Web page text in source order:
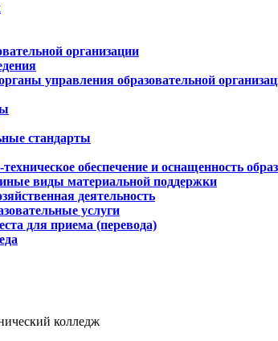
организации
управления образовательной
стандарты
обеспечение и оснащенность
виды материальной поддержки
деятельность
услуги
для приема (перевода)
колледж